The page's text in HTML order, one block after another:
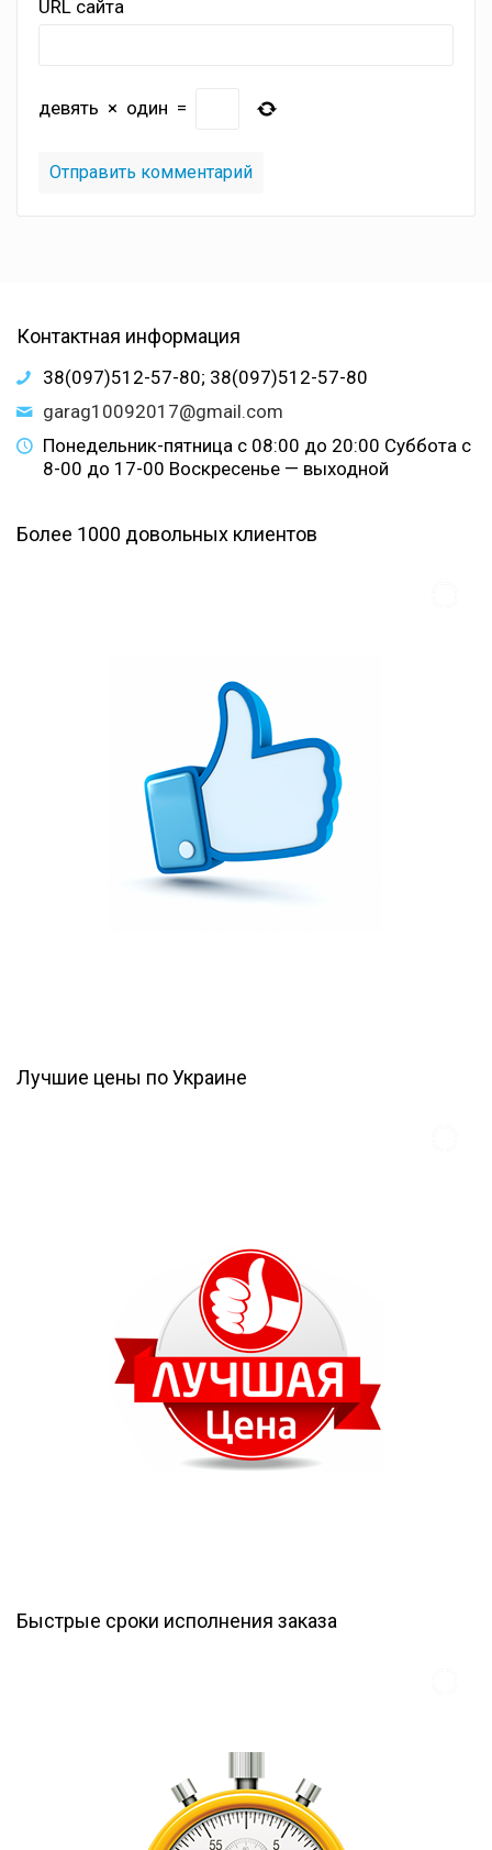
URL сайта
девять × один =
Контактная информация
38(097)512-57-80; 38(097)512-57-80
garag10092017@gmail.com
Понедельник-пятница с 08:00 до 20:00 Суббота с
8-00 до 17-00 Воскресенье — выходной
Более 1000 довольных клиентов
Лучшие цены по Украине
Быстрые сроки исполнения заказа